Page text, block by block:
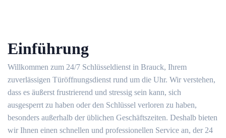
Einführung
Willkommen zum 24/7 Schlüsseldienst in Brauck, Ihrem
zuverlässigen Türöffnungsdienst rund um die Uhr. Wir verstehen,
dass es äußerst frustrierend und stressig sein kann, sich
ausgesperrt zu haben oder den Schlüssel verloren zu haben,
besonders außerhalb der üblichen Geschäftszeiten. Deshalb bieten
wir Ihnen einen schnellen und professionellen Service an, der 24